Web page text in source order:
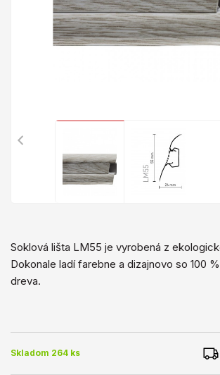
Soklová lišta LM55 je vyrobená z
Dokonale ladí farebne a dizajnovo so 100
dreva.
Skladom 264 ks